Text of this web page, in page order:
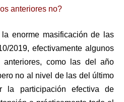
anteriores no?
enorme masificación de las
2019, efectivamente algunos
anteriores, como las del año
no al nivel de las del último
la participación efectiva de